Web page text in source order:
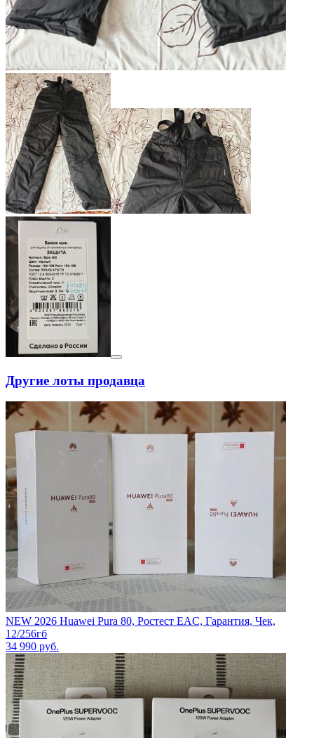
Другие лоты продавца
NEW 2026 Huawei Pura 80, Ростест EAC, Гарантия, Чек,
12/256гб
34 990 руб.